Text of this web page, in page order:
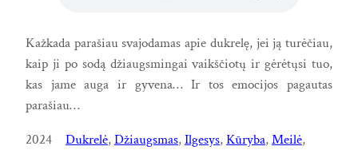
Kažkada parašiau svajodamas apie dukrelę, jei ją turėčiau,
kaip ji po sodą džiaugsmingai vaikščiotų ir gėrėtųsi tuo,
kas jame auga ir gyvena… Ir tos emocijos pagautas
parašiau…
2024
Dukrelė, Džiaugsmas, Ilgesys, Kūryba, Meilė